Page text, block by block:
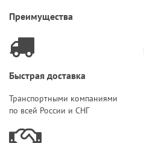
Преимущества
Быстрая доставка
Транспортными компаниями
по всей России и СНГ